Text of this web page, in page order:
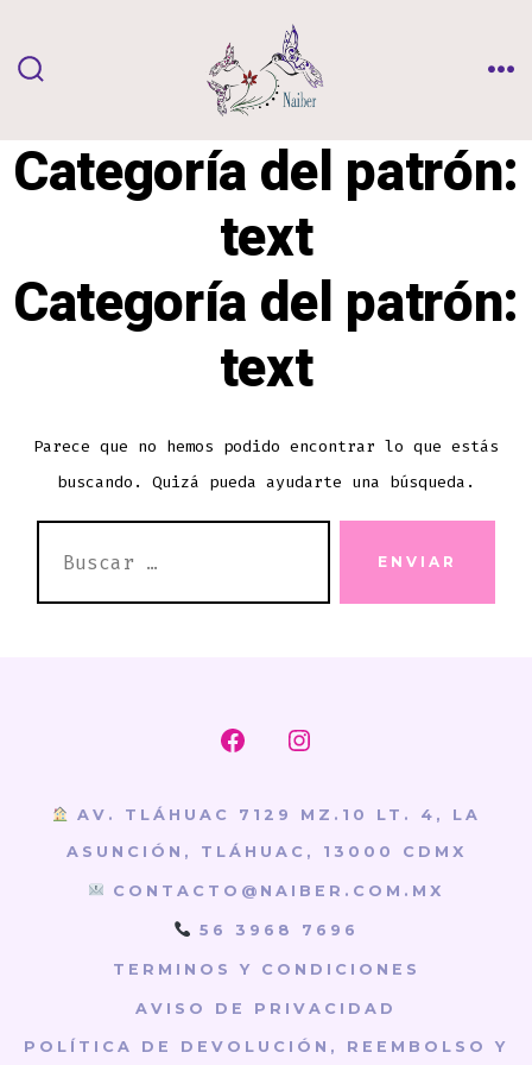
contenido
Categoría del patrón:
text
Categoría del patrón:
text
Parece que no hemos podido encontrar lo que estás
buscando. Quizá pueda ayudarte una búsqueda.
ENVIAR
Abrir
en
una
nueva
pestaña
Abrir
en
una
nueva
pestaña
AV. TLÁHUAC 7129 MZ.10 LT. 4, LA
ASUNCIÓN, TLÁHUAC, 13000 CDMX
CONTACTO@NAIBER.COM.MX
56 3968 7696
TERMINOS Y CONDICIONES
AVISO DE PRIVACIDAD
POLÍTICA DE DEVOLUCIÓN, REEMBOLSO Y